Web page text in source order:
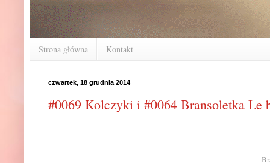
Strona główna Kontakt
czwartek, 18 grudnia 2014
#0069 Kolczyki i #0064 Bransoletka Le